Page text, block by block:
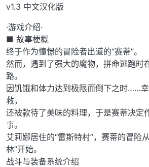
v1.3 中文汉化版
·游戏介绍·
■ 故事梗概
终于作为憧憬的冒险者出道的“赛蒂”。
然而，遇到了强大的魔物，拼命逃跑时
路。
因饥饿和体力达到极限而倒下之时……
救，
还被款待了美味的料理，于是赛蒂决定
事。
艾莉娜居住的“雷斯特村”，赛蒂的冒险
林”开始。
战斗与装备系统介绍